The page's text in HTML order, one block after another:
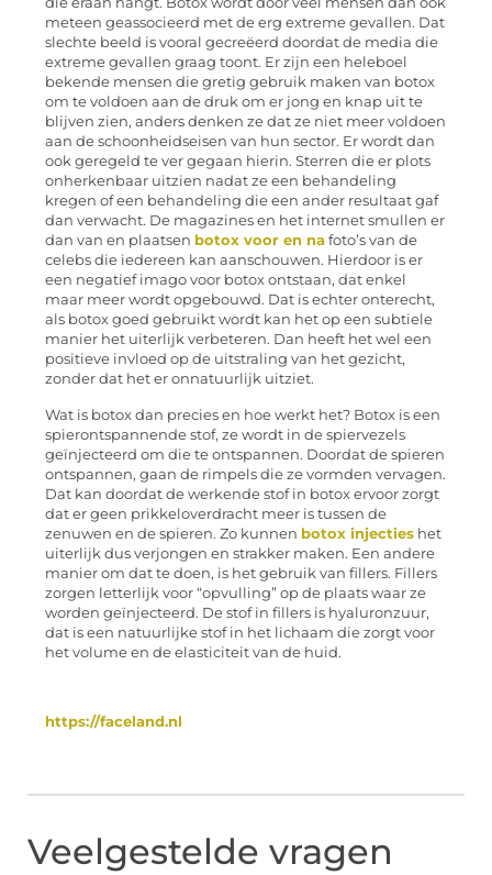
meteen geassocieerd met de erg extreme gevallen. Dat
slechte beeld is vooral gecreëerd doordat de media die
extreme gevallen graag toont. Er zijn een heleboel
bekende mensen die gretig gebruik maken van botox
om te voldoen aan de druk om er jong en knap uit te
blijven zien, anders denken ze dat ze niet meer voldoen
aan de schoonheidseisen van hun sector. Er wordt dan
ook geregeld te ver gegaan hierin. Sterren die er plots
onherkenbaar uitzien nadat ze een behandeling
kregen of een behandeling die een ander resultaat gaf
dan verwacht. De magazines en het internet smullen er
dan van en plaatsen botox voor en na foto’s van de
celebs die iedereen kan aanschouwen. Hierdoor is er
een negatief imago voor botox ontstaan, dat enkel
maar meer wordt opgebouwd. Dat is echter onterecht,
als botox goed gebruikt wordt kan het op een subtiele
manier het uiterlijk verbeteren. Dan heeft het wel een
positieve invloed op de uitstraling van het gezicht,
zonder dat het er onnatuurlijk uitziet.
Wat is botox dan precies en hoe werkt het? Botox is een
spierontspannende stof, ze wordt in de spiervezels
geïnjecteerd om die te ontspannen. Doordat de spieren
ontspannen, gaan de rimpels die ze vormden vervagen.
Dat kan doordat de werkende stof in botox ervoor zorgt
dat er geen prikkeloverdracht meer is tussen de
zenuwen en de spieren. Zo kunnen botox injecties het
uiterlijk dus verjongen en strakker maken. Een andere
manier om dat te doen, is het gebruik van fillers. Fillers
zorgen letterlijk voor “opvulling” op de plaats waar ze
worden geïnjecteerd. De stof in fillers is hyaluronzuur,
dat is een natuurlijke stof in het lichaam die zorgt voor
het volume en de elasticiteit van de huid.
https://faceland.nl
Veelgestelde vragen